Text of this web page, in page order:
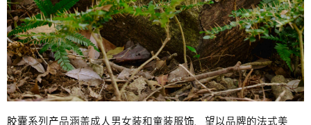
胶囊系列产品涵盖成人男女装和童装服饰，望以品牌的法式美